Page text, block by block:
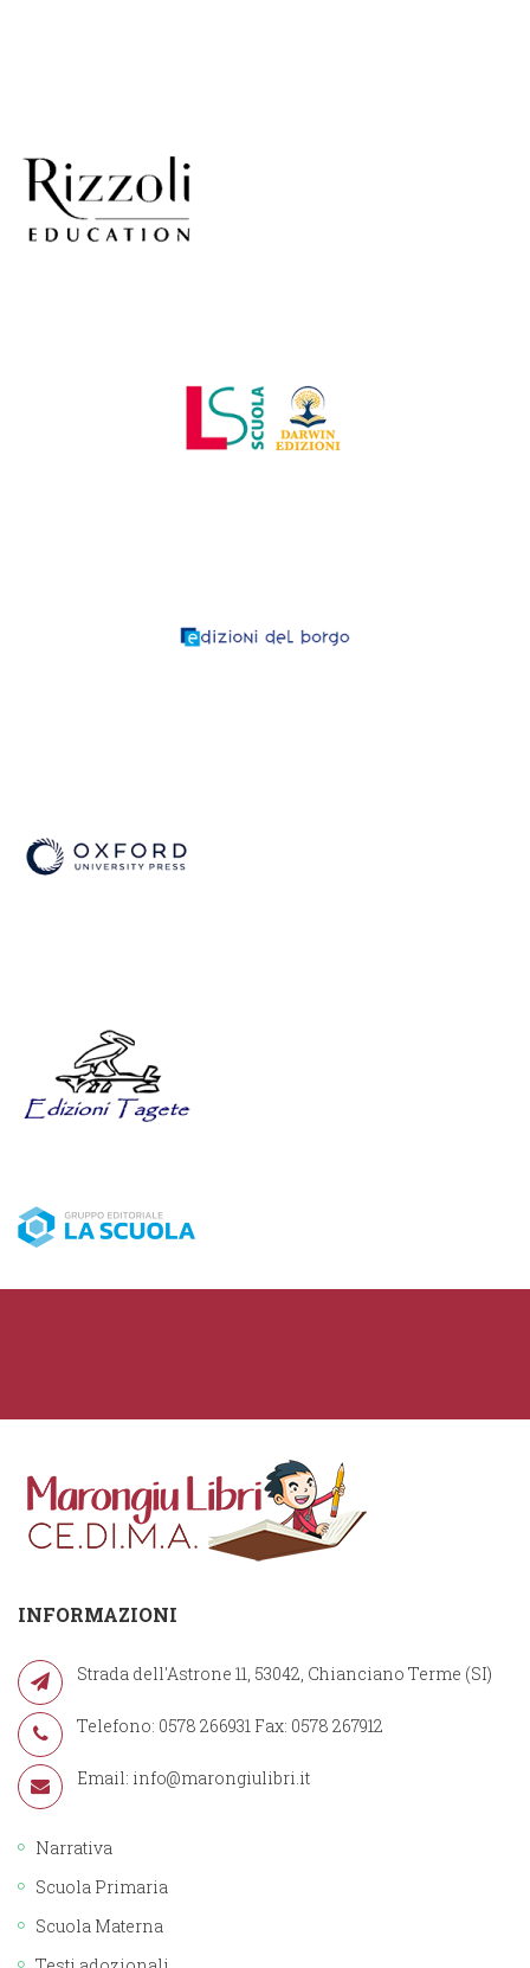
INFORMAZIONI
Strada dell'Astrone 11, 53042, Chianciano Terme (SI)
Telefono: 0578 266931 Fax: 0578 267912
Email: info@marongiulibri.it
Narrativa
Scuola Primaria
Scuola Materna